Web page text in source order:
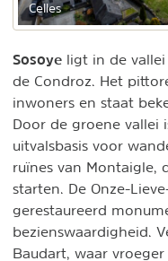
Celles
Sosoye ligt in de
de Condroz. Het
inwoners en staat
Door de groene vallei
uitvalsbasis voor
ruïnes van Montaigle,
starten. De Onze-
gerestaureerd
bezienswaardigheid.
Baudart, waar